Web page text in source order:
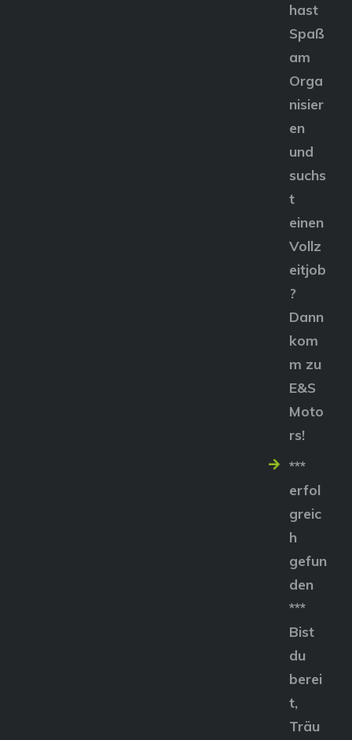
hast
Spaß
am
Orga
nisier
en
und
suchs
t
einen
Vollz
eitjob
?
Dann
kom
m zu
E&S
Moto
rs!
***
erfol
greic
h
gefun
den
***
Bist
du
berei
t,
Träu